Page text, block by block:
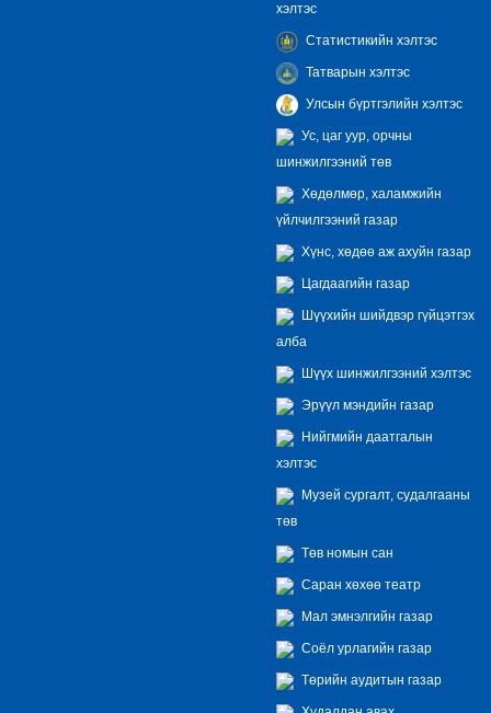
хэлтэс
Статистикийн хэлтэс
Татварын хэлтэс
Улсын бүртгэлийн хэлтэс
Ус, цаг уур, орчны
шинжилгээний төв
Хөдөлмөр, халамжийн
үйлчилгээний газар
Хүнс, хөдөө аж ахуйн газар
Цагдаагийн газар
Шүүхийн шийдвэр гүйцэтгэх
алба
Шүүх шинжилгээний хэлтэс
Эрүүл мэндийн газар
Нийгмийн даатгалын
хэлтэс
Музей сургалт, судалгааны
төв
Төв номын сан
Саран хөхөө театр
Мал эмнэлгийн газар
Соёл урлагийн газар
Төрийн аудитын газар